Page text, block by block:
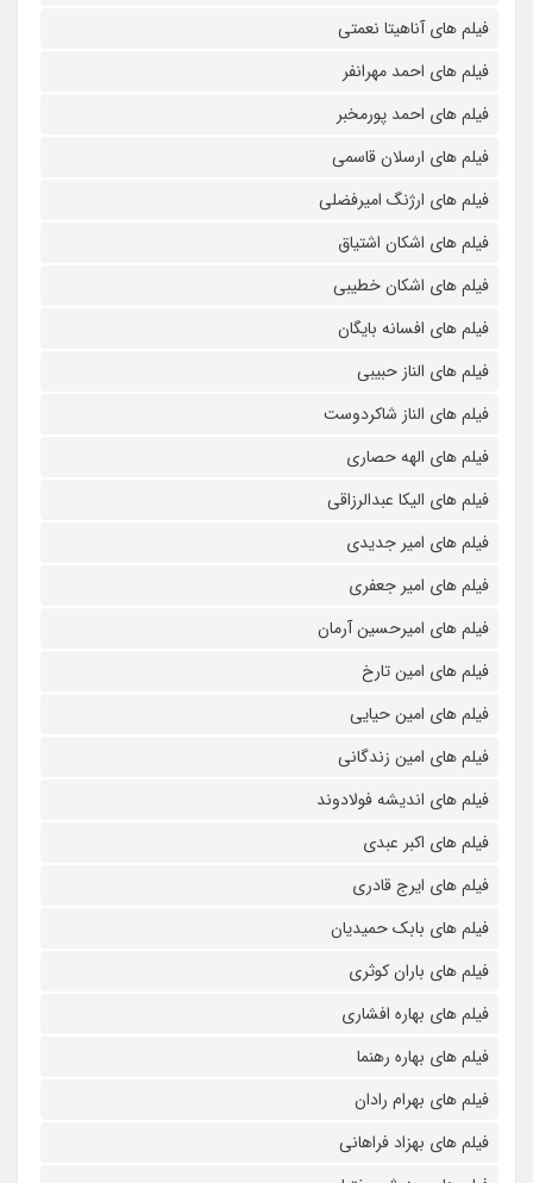
فیلم های آناهیتا نعمتی
فیلم های احمد مهرانفر
فیلم های احمد پورمخبر
فیلم های ارسلان قاسمی
فیلم های ارژنگ امیرفضلی
فیلم های اشکان اشتیاق
فیلم های اشکان خطیبی
فیلم های افسانه بایگان
فیلم های الناز حبیبی
فیلم های الناز شاکردوست
فیلم های الهه حصاری
فیلم های الیکا عبدالرزاقی
فیلم های امیر جدیدی
فیلم های امیر جعفری
فیلم های امیرحسین آرمان
فیلم های امین تارخ
فیلم های امین حیایی
فیلم های امین زندگانی
فیلم های اندیشه فولادوند
فیلم های اکبر عبدی
فیلم های ایرج قادری
فیلم های بابک حمیدیان
فیلم های باران کوثری
فیلم های بهاره افشاری
فیلم های بهاره رهنما
فیلم های بهرام رادان
فیلم های بهزاد فراهانی